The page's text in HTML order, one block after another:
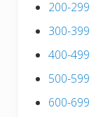
200-299
300-399
400-499
500-599
600-699